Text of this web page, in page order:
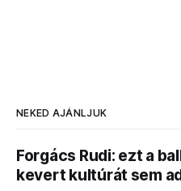
NEKED AJÁNLJUK
Forgács Rudi: ezt a
kevert kultúrát sem